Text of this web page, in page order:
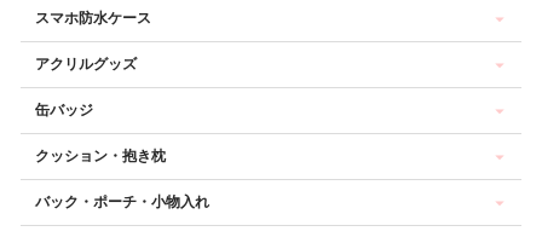
スマホ防水ケース
アクリルグッズ
缶バッジ
クッション・抱き枕
バック・ポーチ・小物入れ